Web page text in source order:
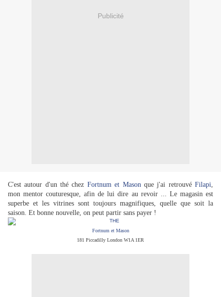
Publicité
C'est autour d'un thé chez Fortnum et Masonque j'ai retrouvé Filapi,
mon mentor couturesque, afin de lui dire au revoir ... Le magasin est
superbe et les vitrines sont toujours magnifiques, quelle que soit la
saison. Et bonne nouvelle, on peut partir sans payer !
Fortnum et Mason
181 Piccadilly London W1A 1ER